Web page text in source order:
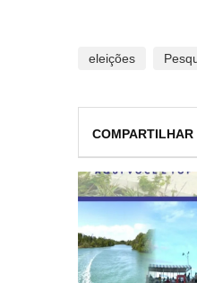
eleições
COMPARTILHAR